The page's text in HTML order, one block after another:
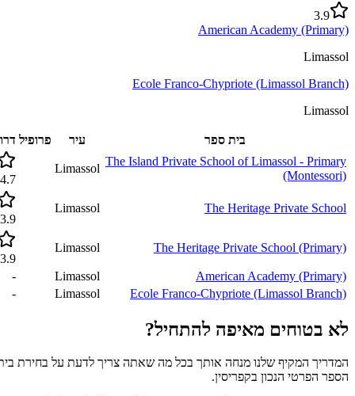
3.9
American Academy (Primary)
Limassol
Ecole Franco-Chypriote (Limassol Branch)
Limassol
בית ספר עיר פרופיל דרוג
The Island Private School of Limassol - Primary
(Montessori)
Limassol
4.7
The Heritage Private School
Limassol
3.9
The Heritage Private School (Primary)
Limassol
3.9
American Academy (Primary)
Limassol
Ecole Franco-Chypriote (Limassol Branch)
Limassol
לא בטוחים מאיפה להתחיל?
המדריך המקיף שלנו מנחה אותך בכל מה שאתה צריך לדעת על בחירת בית
הספר הפרטי הנכון בקפריסין.